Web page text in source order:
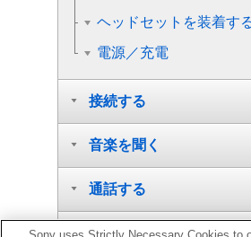
ヘッドセットを装着す
電源／充電
接続する
音楽を聞く
通話する
音声アシスト機能を使う